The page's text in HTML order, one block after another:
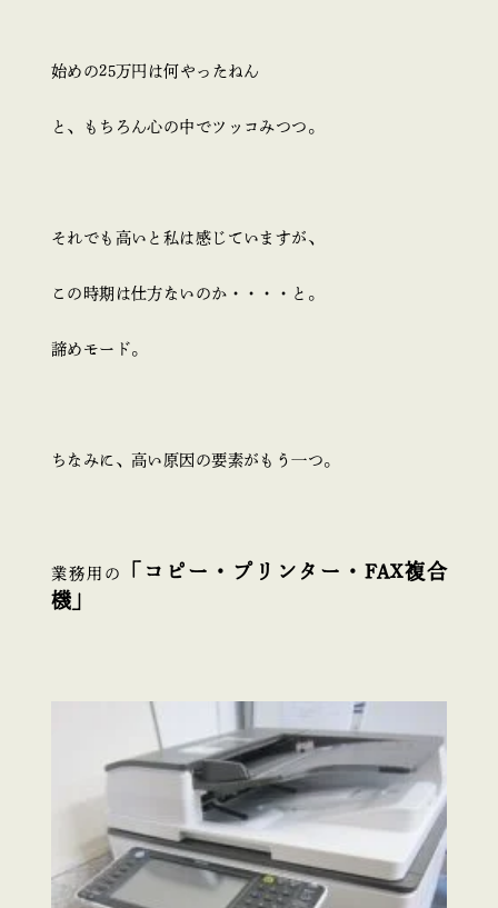
始めの25万円は何やったねん
と、もちろん心の中でツッコみつつ。
それでも高いと私は感じていますが、
この時期は仕方ないのか・・・・と。
諦めモード。
ちなみに、高い原因の要素がもう一つ。
業務用の
「コピー・プリンター・FAX複合
機」